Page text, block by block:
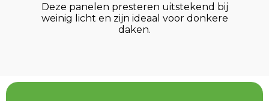
Deze panelen presteren uitstekend bij
weinig licht en zijn ideaal voor donkere
daken.